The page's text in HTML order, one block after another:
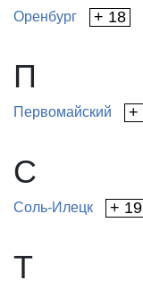
Оренбург + 18
П
Первомайский
С
Соль-Илецк + 19
Т